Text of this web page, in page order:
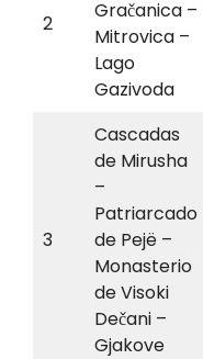
2
Gračanica –
Mitrovica –
Lago
Gazivoda
3
Cascadas
de Mirusha
–
Patriarcado
de Pejë –
Monasterio
de Visoki
Dečani –
Gjakove